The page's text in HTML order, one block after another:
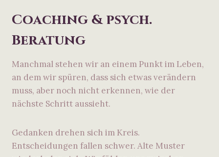
Coaching & psych.
Beratung
Manchmal stehen wir an einem Punkt im Leben,
an dem wir spüren, dass sich etwas verändern
muss, aber noch nicht erkennen, wie der
nächste Schritt aussieht.
Gedanken drehen sich im Kreis.
Entscheidungen fallen schwer. Alte Muster